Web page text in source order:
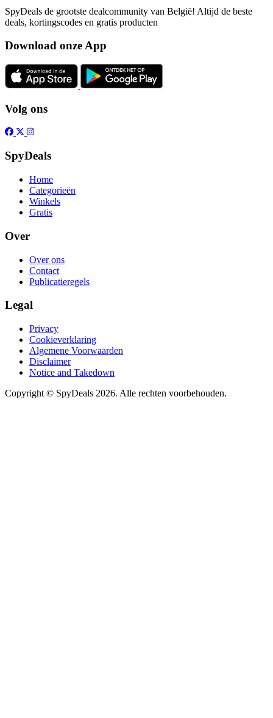
SpyDeals de grootste dealcommunity van België! Altijd de beste
deals, kortingscodes en gratis producten
Download onze App
Volg ons
SpyDeals
Home
Categorieën
Winkels
Gratis
Over
Over ons
Contact
Publicatieregels
Legal
Privacy
Cookieverklaring
Algemene Voorwaarden
Disclaimer
Notice and Takedown
Copyright © SpyDeals 2026. Alle rechten voorbehouden.